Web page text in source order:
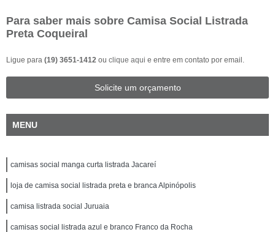
Para saber mais sobre Camisa Social Listrada
Preta Coqueiral
Ligue para (19) 3651-1412 ou clique aqui e entre em contato por email.
Solicite um orçamento
MENU
camisas social manga curta listrada Jacareí
loja de camisa social listrada preta e branca Alpinópolis
camisa listrada social Juruaia
camisas social listrada azul e branco Franco da Rocha